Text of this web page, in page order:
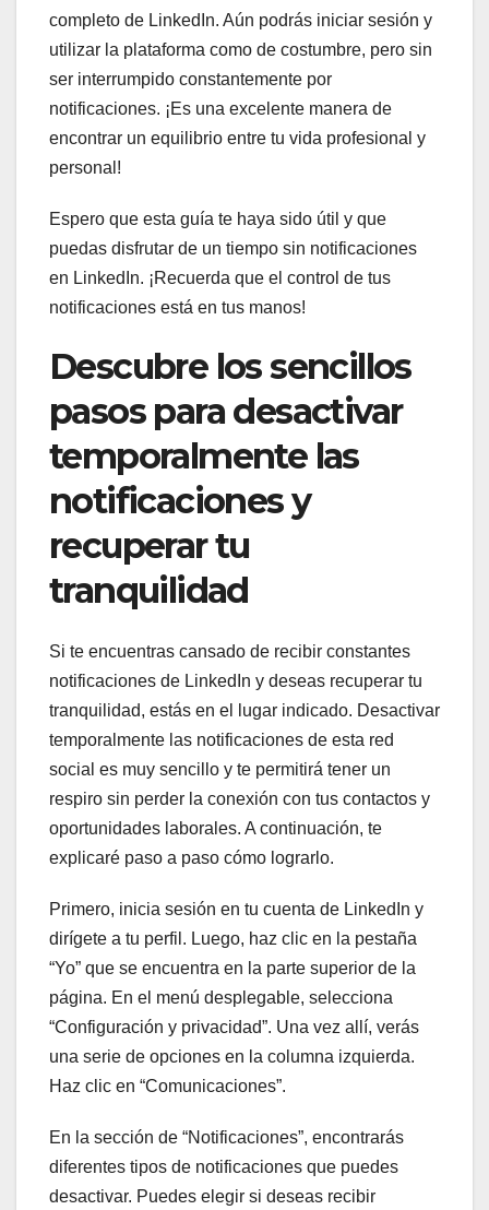
completo de LinkedIn. Aún podrás iniciar sesión y
utilizar la plataforma como de costumbre, pero sin
ser interrumpido constantemente por
notificaciones. ¡Es una excelente manera de
encontrar un equilibrio entre tu vida profesional y
personal!
Espero que esta guía te haya sido útil y que
puedas disfrutar de un tiempo sin notificaciones
en LinkedIn. ¡Recuerda que el control de tus
notificaciones está en tus manos!
Descubre los sencillos
pasos para desactivar
temporalmente las
notificaciones y
recuperar tu
tranquilidad
Si te encuentras cansado de recibir constantes
notificaciones de LinkedIn y deseas recuperar tu
tranquilidad, estás en el lugar indicado. Desactivar
temporalmente las notificaciones de esta red
social es muy sencillo y te permitirá tener un
respiro sin perder la conexión con tus contactos y
oportunidades laborales. A continuación, te
explicaré paso a paso cómo lograrlo.
Primero, inicia sesión en tu cuenta de LinkedIn y
dirígete a tu perfil. Luego, haz clic en la pestaña
“Yo” que se encuentra en la parte superior de la
página. En el menú desplegable, selecciona
“Configuración y privacidad”. Una vez allí, verás
una serie de opciones en la columna izquierda.
Haz clic en “Comunicaciones”.
En la sección de “Notificaciones”, encontrarás
diferentes tipos de notificaciones que puedes
desactivar. Puedes elegir si deseas recibir